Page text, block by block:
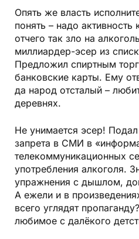
Опять же власть
понять – надо активность
отчего так зло на
миллиардер-эсер из
Предложил спиртным
банковские карты. Ему
да народ отсталый –
деревнях.
Не унимается эсер!
запрета в СМИ в
телекоммуникационных
употребления алкоголя.
упражнения с дышлом,
А ежели и в
всего углядят
любимое с далёкого